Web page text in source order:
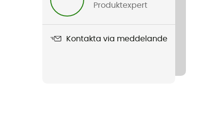
Produktexpert
Kontakta via meddelande